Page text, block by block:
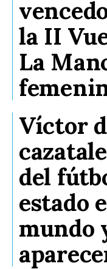
la II
La
Víctor
del
estado
mundo